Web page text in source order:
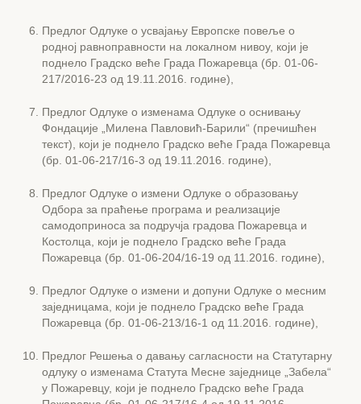
Предлог Одлуке о усвајању Европске повеље о
родној равноправности на локалном нивоу, који је
поднело Градско веће Града Пожаревца (бр. 01-06-
217/2016-23 од 19.11.2016. године),
Предлог Одлуке о изменама Одлуке о оснивању
Фондације „Милена Павловић-Барили“ (пречишћен
текст), који је поднело Градско веће Града Пожаревца
(бр. 01-06-217/16-3 од 19.11.2016. године),
Предлог Одлуке о измени Одлуке о образовању
Одбора за праћење програма и реализације
самодоприноса за подручја градова Пожаревца и
Костолца, који је поднело Градско веће Града
Пожаревца (бр. 01-06-204/16-19 од 11.2016. године),
Предлог Одлуке о измени и допуни Одлуке о месним
заједницама, који је поднело Градско веће Града
Пожаревца (бр. 01-06-213/16-1 од 11.2016. године),
Предлог Решења о давању сагласности на Статутарну
одлуку о изменама Статута Месне заједнице „Забела“
у Пожаревцу, који је поднело Градско веће Града